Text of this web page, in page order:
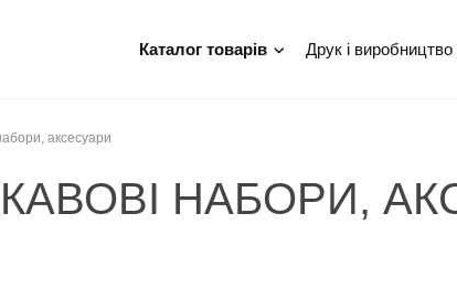
Каталог товарів Друк і виробництво
аксесуари
КАВОВІ НАБОРИ,